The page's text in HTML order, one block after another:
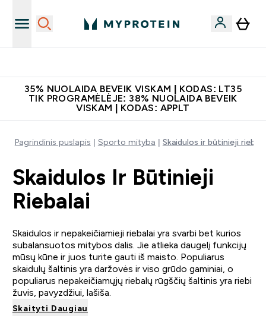
35% NUOLAIDA BEVEIK VISKAM | KODAS: LT35
TIK PROGRAMĖLĖJE: 38% NUOLAIDA BEVEIK
VISKAM | KODAS: APPLT
Pagrindinis puslapis Sporto mityba Skaidulos ir būtinieji
Skaidulos Ir Būtinieji
Riebalai
Skaidulos ir nepakeičiamieji riebalai yra svarbi bet kurios
subalansuotos mitybos dalis. Jie atlieka daugelį funkcijų
mūsų kūne ir juos turite gauti iš maisto. Populiarus
skaidulų šaltinis yra daržovės ir viso grūdo gaminiai, o
populiarus nepakeičiamųjų riebalų rūgščių šaltinis yra riebi
žuvis, pavyzdžiui, lašiša.
Skaityti Daugiau